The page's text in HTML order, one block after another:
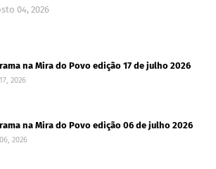
04, 2026
na Mira do Povo edição 17 de julho 2026
2026
na Mira do Povo edição 06 de julho 2026
2026